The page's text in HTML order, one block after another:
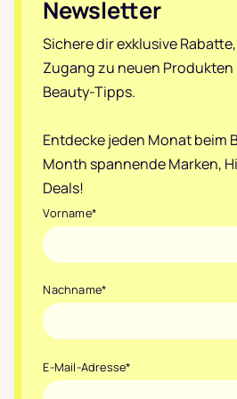
Newsletter
Sichere dir exklusive
Zugang zu neuen Produkten
Beauty-Tipps.
Entdecke jeden Monat beim
Month spannende Marken,
Deals!
Vorname*
Nachname*
E-Mail-Adresse*